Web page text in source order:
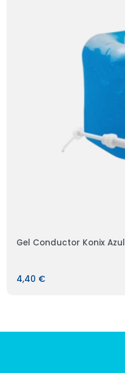
Gel Conductor Konix Azul
4,40 €